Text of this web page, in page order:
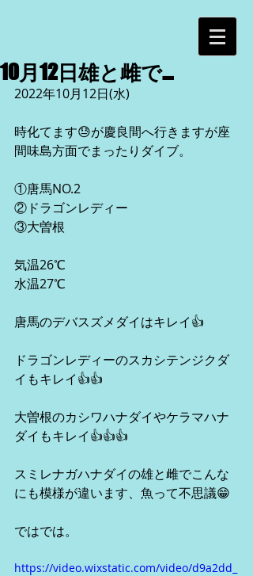
10月12日雄と雌で…
2022年10月12日(水)
時化てます😓が慶良間へ行きますが座
間味島方面でまったりダイブ。
①唐馬NO.2
②ドラゴンレディー
③大曽根
気温26℃
水温27℃
唐馬のデバスズメダイはキレイ👍
ドラゴンレディーのスカシテンジクダ
イもキレイ👍👍
大曽根のカシワハナダイやケラマハナ
ダイもキレイ👍👍👍
スミレナガハナダイの雄と雌でこんな
にも模様が違います、魚って不思議😁
ではでは。
https://video.wixstatic.com/video/d9a2dd_